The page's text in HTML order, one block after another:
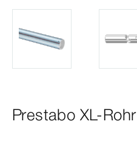
Prestabo XL-Rohr